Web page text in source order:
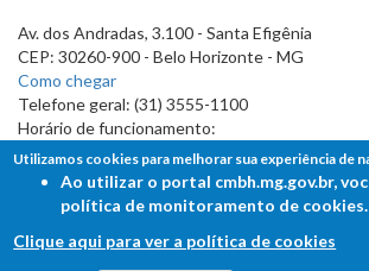
Av. dos Andradas, 3.100 - Santa Efigênia
CEP: 30260-900 - Belo Horizonte - MG
Como chegar
Telefone geral: (31) 3555-1100
Horário de funcionamento:
7h às 19h
Utilizamos cookies para melhorar sua experiência de
Ao utilizar o portal cmbh.mg.gov.br,
política de monitoramento de cookies.
Clique aqui para ver a política de cookies